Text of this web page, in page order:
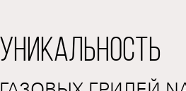
УНИКАЛЬНОСТЬ